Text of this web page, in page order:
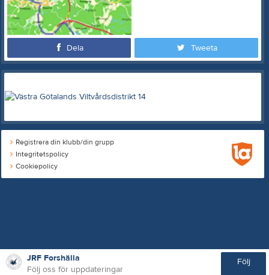
JRF Forshälla
Följ oss för uppdateringar
Följ
Dela Tweeta
Registrera din klubb/din grupp
Integritetspolicy
Cookiepolicy